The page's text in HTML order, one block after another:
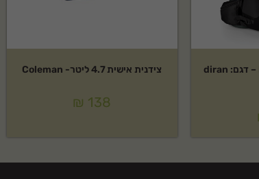
תרמיל LOWE ALPINE – דגם: diran
צידנית אישית 4.7 ליטר- Coleman
₪ 138